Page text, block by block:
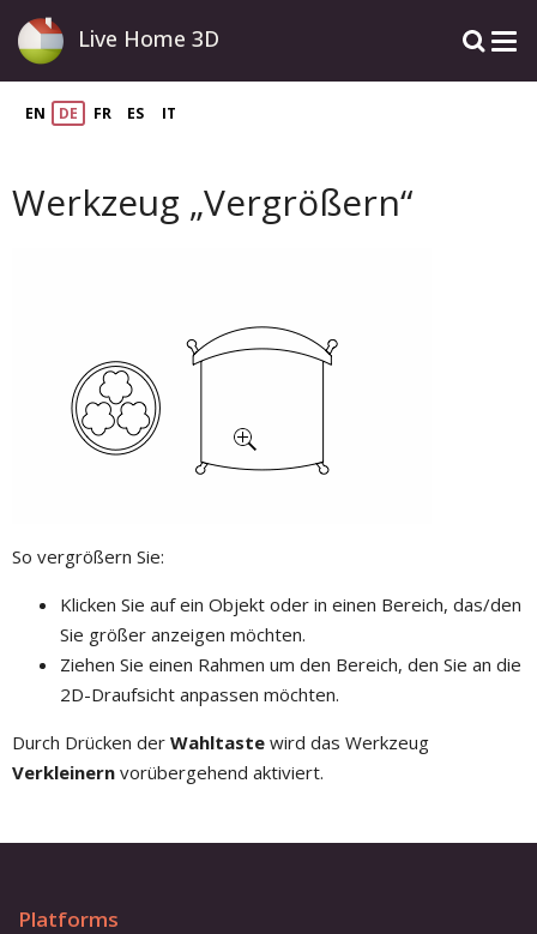
Live Home 3D
EN DE FR ES IT
Werkzeug „Vergrößern“
So vergrößern Sie:
Klicken Sie auf ein Objekt oder in einen Bereich, das/den
Sie größer anzeigen möchten.
Ziehen Sie einen Rahmen um den Bereich, den Sie an die
2D-Draufsicht anpassen möchten.
Durch Drücken der Wahltaste wird das Werkzeug
Verkleinern vorübergehend aktiviert.
Platforms